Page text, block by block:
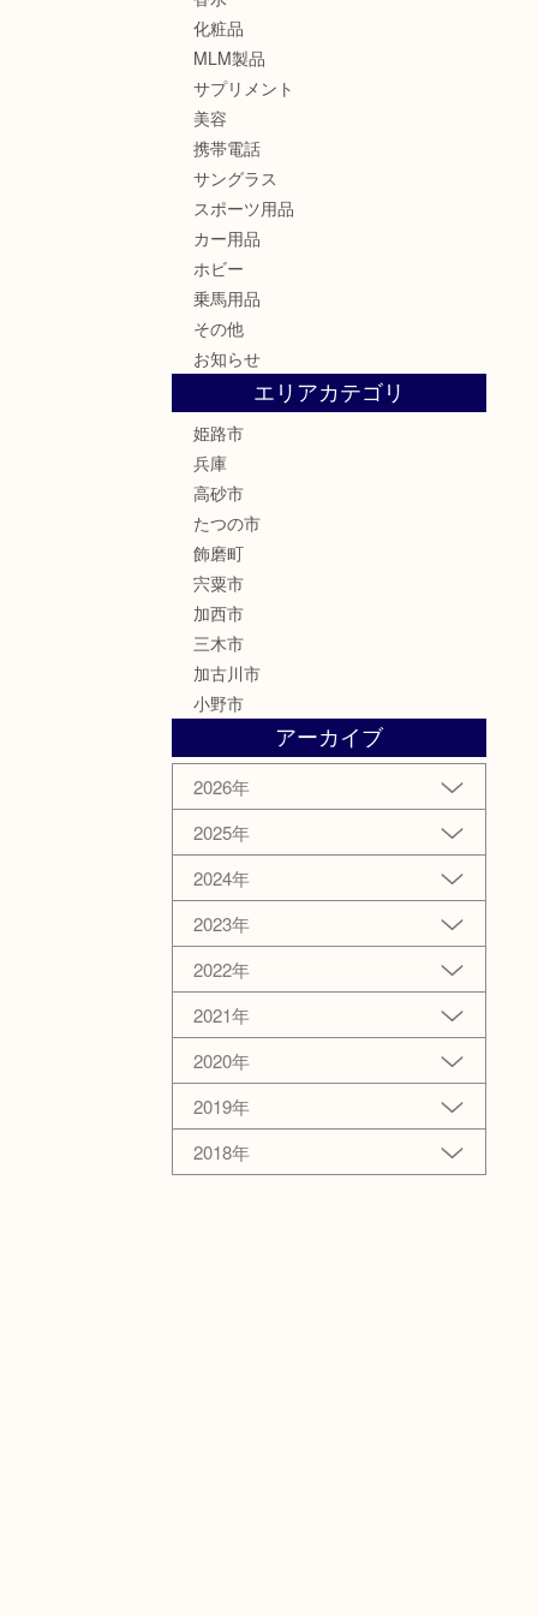
化粧品
MLM製品
サプリメント
美容
携帯電話
サングラス
スポーツ用品
カー用品
ホビー
乗馬用品
その他
お知らせ
エリアカテゴリ
姫路市
兵庫
高砂市
たつの市
飾磨町
宍粟市
加西市
三木市
加古川市
小野市
アーカイブ
2026年
2025年
2024年
2023年
2022年
2021年
2020年
2019年
2018年